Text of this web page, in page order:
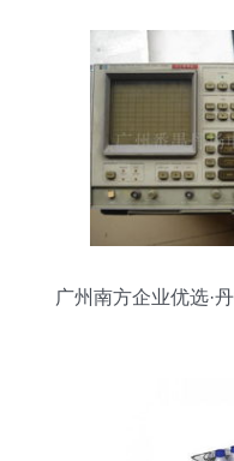
广州南方企业优选·